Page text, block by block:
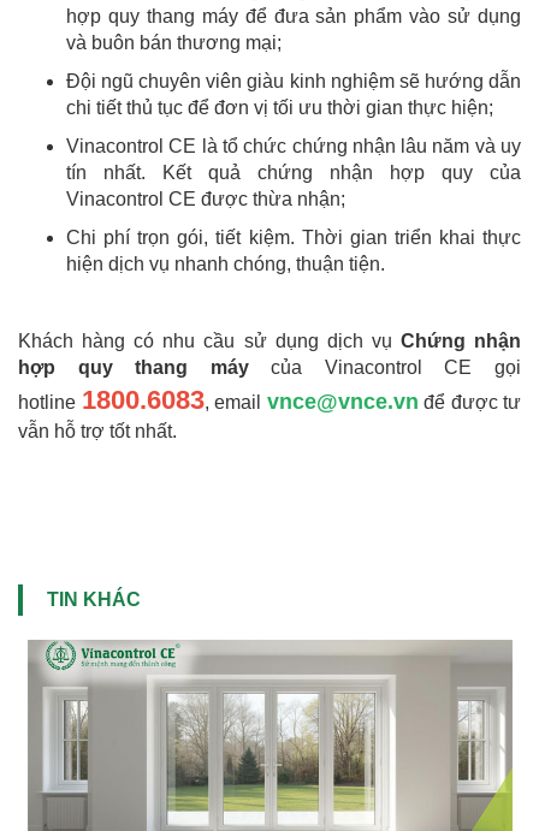
hợp quy thang máy để đưa sản phẩm vào sử dụng
và buôn bán thương mại;
Đội ngũ chuyên viên giàu kinh nghiệm sẽ hướng dẫn
chi tiết thủ tục để đơn vị tối ưu thời gian thực hiện;
Vinacontrol CE là tổ chức chứng nhận lâu năm và uy
tín nhất. Kết quả chứng nhận hợp quy của
Vinacontrol CE được thừa nhận;
Chi phí trọn gói, tiết kiệm. Thời gian triển khai thực
hiện dịch vụ nhanh chóng, thuận tiện.
Khách hàng có nhu cầu sử dụng dịch vụ Chứng nhận
hợp quy thang máycủa Vinacontrol CE gọi
hotline 1800.6083, email vnce@vnce.vn để được tư
vẫn hỗ trợ tốt nhất.
TIN KHÁC